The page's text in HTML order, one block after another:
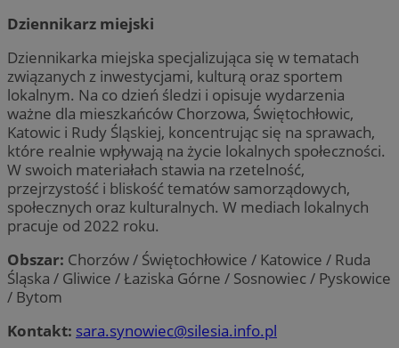
Dziennikarz miejski
Dziennikarka miejska specjalizująca się w tematach
związanych z inwestycjami, kulturą oraz sportem
lokalnym. Na co dzień śledzi i opisuje wydarzenia
ważne dla mieszkańców Chorzowa, Świętochłowic,
Katowic i Rudy Śląskiej, koncentrując się na sprawach,
które realnie wpływają na życie lokalnych społeczności.
W swoich materiałach stawia na rzetelność,
przejrzystość i bliskość tematów samorządowych,
społecznych oraz kulturalnych. W mediach lokalnych
pracuje od 2022 roku.
Obszar: Chorzów / Świętochłowice / Katowice / Ruda
Śląska / Gliwice / Łaziska Górne / Sosnowiec / Pyskowice
/ Bytom
Kontakt: sara.synowiec@silesia.info.pl